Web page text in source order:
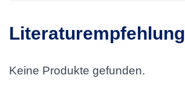
Literaturempfehlung
Keine Produkte gefunden.